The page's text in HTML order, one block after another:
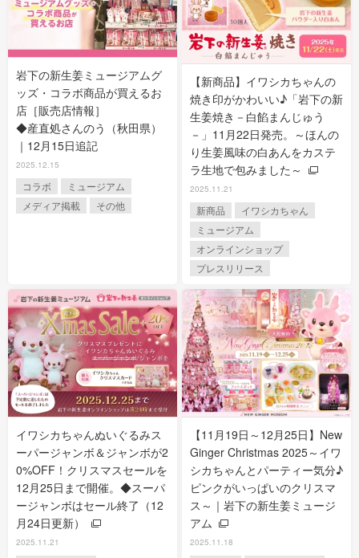
岩下の新生姜ミュージアムグ
ッズ・コラボ商品が買えるお
店［販売店情報］
◆産直処さんのう（秋田県）
｜12月15日追記
2025.12.15
コラボ
ミュージアム
メディア掲載
その他
【新商品】イワシカちゃんの
焼き印がかわいい♪「岩下の新
生姜焼き－白餡まんじゅう
－」11月22日発売。～ほんの
り生姜風味の白あんをカステ
ラ生地で包みました～
2025.11.21
新商品
イワシカちゃん
ミュージアム
オンラインショップ
プレスリリース
イワシカちゃんぬいぐるみス
ーパージャンボ＆ジャンボが2
0%OFF！クリスマスセールを
12月25日まで開催。◆スーパ
ージャンボはセール終了（12
月24日更新）
2025.11.21
【11月19日～12月25日】New
Ginger Christmas 2025～イワ
シカちゃんとパーティー気分♪
ピンクがいっぱいのクリスマ
ス～｜岩下の新生姜ミュージ
アム
2025.11.18